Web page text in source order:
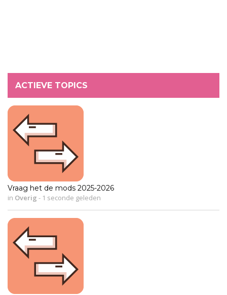
ACTIEVE TOPICS
Vraag het de mods 2025-2026
in Overig - 1 seconde geleden